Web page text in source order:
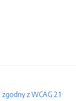
zgodny z WCAG 2.1